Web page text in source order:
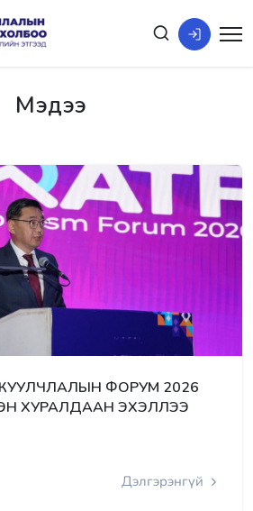
Мэдээ
ФОРУМ 2026
ХУРАЛДААН ЭХЭЛЛЭЭ
Дэлгэрэнгүй